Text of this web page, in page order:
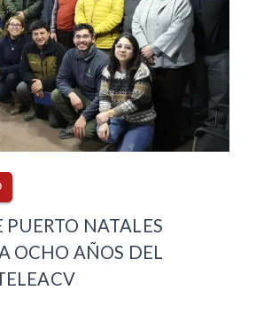
PUERTO NATALES
OCHO AÑOS DEL